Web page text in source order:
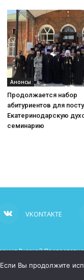
Анонсы
Продолжается набор
абитуриентов для
Екатеринодарскую
семинарию
VKONTAKTE
Русской
Вы продолжите